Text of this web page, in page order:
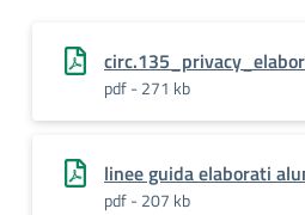
pdf - 271 kb
linee guida elaborati
pdf - 207 kb